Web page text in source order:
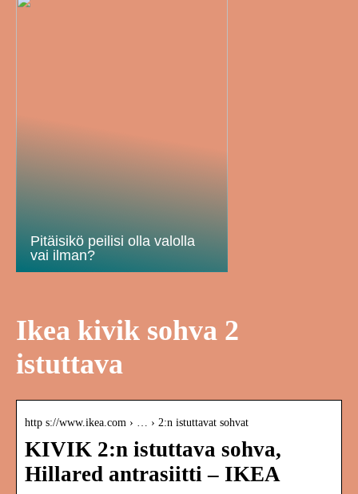
Pitäisikö peilisi olla valolla
vai ilman?
Ikea kivik sohva 2
istuttava
http s://www.ikea.com › … › 2:n istuttavat sohvat
KIVIK 2:n istuttava sohva,
Hillared antrasiitti – IKEA